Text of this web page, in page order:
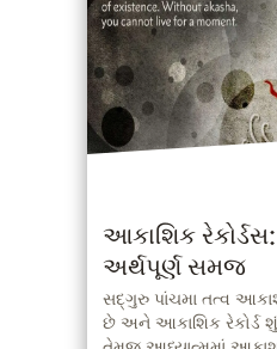
આકાશિક
અર્થપૂર્ણ સમજ
સદ્‍ગુરુ પાંચમા તત્વ
છે અને આકાશિક રેકોર્ડ